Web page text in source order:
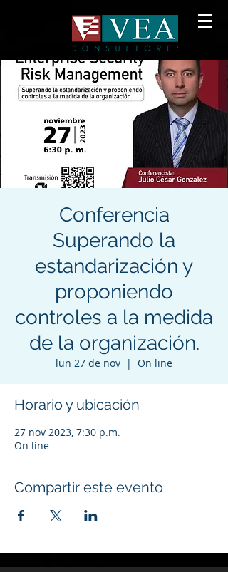
Conferencia
Superando la
estandarización y
proponiendo
controles a la medida
de la organización.
lun 27 de nov
  |
On line
Horario y ubicación
27 nov 2023, 7:30 p.m.
On line
Compartir este evento